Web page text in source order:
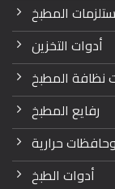
المطبخ
أدوات التخزين
نظافة المطبخ
رفايع المطبخ
حرارية
أدوات الطبخ